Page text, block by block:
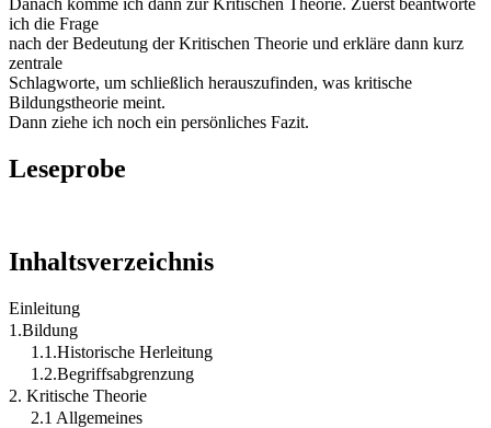
ich die Frage
nach der Bedeutung der Kritischen Theorie und erkläre dann kurz
zentrale
Schlagworte, um schließlich herauszufinden, was kritische
Bildungstheorie meint.
Dann ziehe ich noch ein persönliches Fazit.
Leseprobe
Inhaltsverzeichnis
Einleitung
1.Bildung
1.1.Historische Herleitung
1.2.Begriffsabgrenzung
2. Kritische Theorie
2.1 Allgemeines